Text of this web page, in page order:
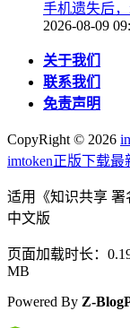
手机遗失后
2026-08-09
关于我们
联系我们
免责声明
CopyRight © 2026
imtoken正版下载最
适用《知识共享 署
中文版
页面加载时长：
MB
Powered By Z-